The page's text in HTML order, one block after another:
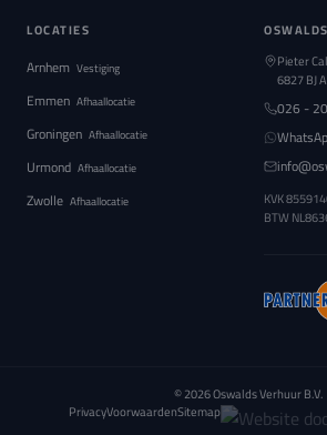
LOCATIES
Arnhem Vestiging
Emmen Afhaallocatie
Groningen Afhaallocatie
Urmond Afhaallocatie
Zwolle Afhaallocatie
Pieter
6827 BJ
026 -
KVK
BTW
© 2026 Oswalds Verhuur B.V.
PrivacyVoorwaardenSitemap